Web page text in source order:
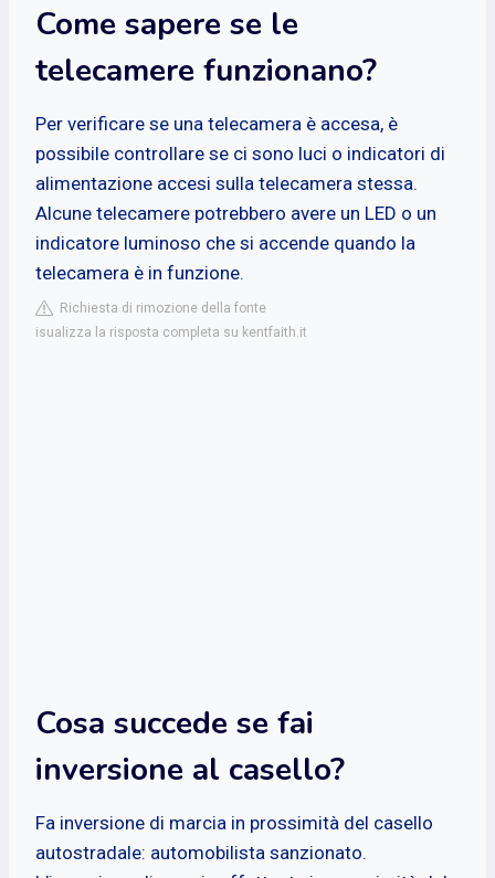
Come sapere se le
telecamere funzionano?
Per verificare se una telecamera è accesa, è
possibile controllare se ci sono luci o indicatori di
alimentazione accesi sulla telecamera stessa.
Alcune telecamere potrebbero avere un LED o un
indicatore luminoso che si accende quando la
telecamera è in funzione.
Richiesta di rimozione della fonte
isualizza la risposta completa su kentfaith.it
Cosa succede se fai
inversione al casello?
Fa inversione di marcia in prossimità del casello
autostradale: automobilista sanzionato.